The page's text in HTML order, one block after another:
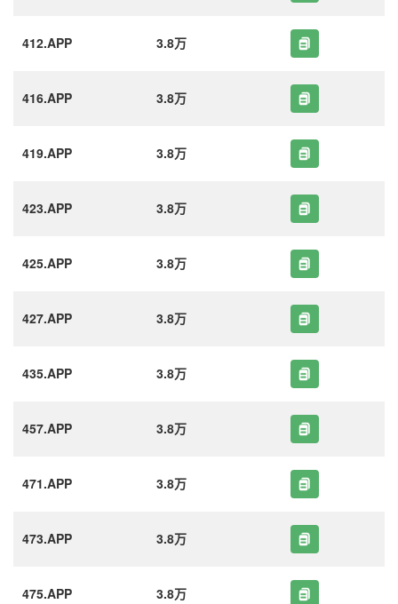
412.APP 3.8万
416.APP 3.8万
419.APP 3.8万
423.APP 3.8万
425.APP 3.8万
427.APP 3.8万
435.APP 3.8万
457.APP 3.8万
471.APP 3.8万
473.APP 3.8万
475.APP 3.8万